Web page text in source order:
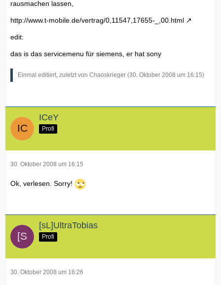
rausmachen lassen,
http://www.t-mobile.de/vertrag/0,11547,17655-_,00.html
edit:
das is das servicemenu für siemens, er hat sony
Einmal editiert, zuletzt von Chaoskrieger (30. Oktober 2008 um 16:15)
ICeY
Profi
30. Oktober 2008 um 16:15
Ok, verlesen. Sorry!
[sL]UltraTobias
Profi
30. Oktober 2008 um 16:26